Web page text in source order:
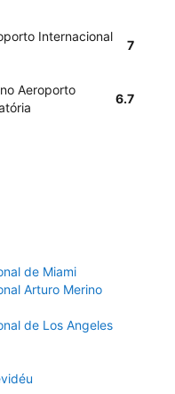
Internacional
7
Aeroporto
6.7
de Miami
Arturo Merino
de Los Angeles